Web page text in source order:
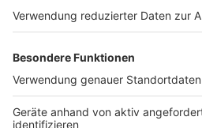
dem Vertrag wieder
Kaufverträgen, wenn Ihr die
Dienstleistungen mit dem
wenn Euch das Unternehmen
informiert hat. Wollt Ihr den